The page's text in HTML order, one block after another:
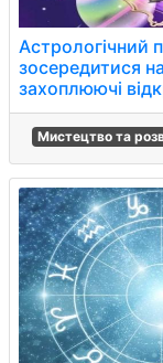
Астрологічний
зосередитися
захоплюючі
Мистецтво та